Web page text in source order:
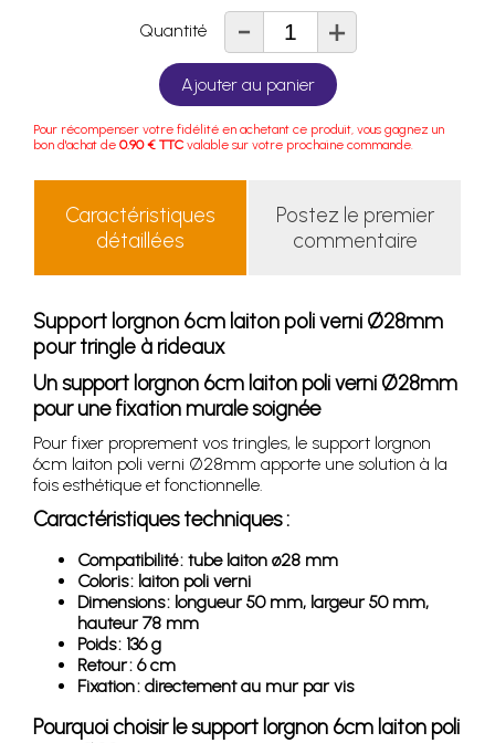
Quantité - +
Ajouter au panier
Pour récompenser votre fidélité en achetant ce produit, vous gagnez un
bon d'achat de 0.90 € TTC valable sur votre prochaine commande.
Caractéristiques
détaillées
Postez le premier
commentaire
Support lorgnon 6cm laiton poli verni Ø28mm
pour tringle à rideaux
Un support lorgnon 6cm laiton poli verni Ø28mm
pour une fixation murale soignée
Pour fixer proprement vos tringles, le support lorgnon
6cm laiton poli verni Ø28mm apporte une solution à la
fois esthétique et fonctionnelle.
Caractéristiques techniques :
Compatibilité : tube laiton ø28 mm
Coloris : laiton poli verni
Dimensions : longueur 50 mm, largeur 50 mm,
hauteur 78 mm
Poids : 136 g
Retour : 6 cm
Fixation : directement au mur par vis
Pourquoi choisir le support lorgnon 6cm laiton poli